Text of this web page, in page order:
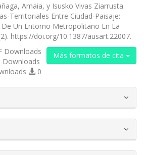
Amaia, y Isusko Vivas Ziarrusta.
Territoriales Entre Ciudad-Paisaje:
Un Entorno Metropolitano En La
https://doi.org/10.1387/ausart.22007.
Más formatos de cita
Downloads
Downloads
0